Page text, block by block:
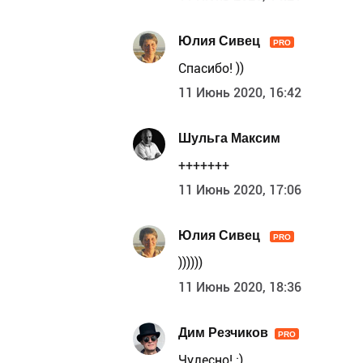
Юлия Сивец PRO
Спасибо! ))
11 Июнь 2020, 16:42
Шульга Максим
+++++++
11 Июнь 2020, 17:06
Юлия Сивец PRO
))))))
11 Июнь 2020, 18:36
Дим Резчиков PRO